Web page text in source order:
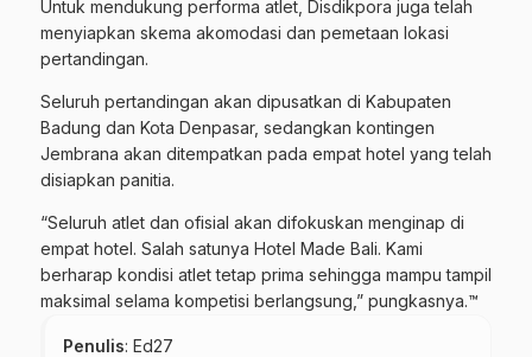
Untuk mendukung performa atlet, Disdikpora juga telah
menyiapkan skema akomodasi dan pemetaan lokasi
pertandingan.
Seluruh pertandingan akan dipusatkan di Kabupaten
Badung dan Kota Denpasar, sedangkan kontingen
Jembrana akan ditempatkan pada empat hotel yang telah
disiapkan panitia.
“Seluruh atlet dan ofisial akan difokuskan menginap di
empat hotel. Salah satunya Hotel Made Bali. Kami
berharap kondisi atlet tetap prima sehingga mampu tampil
maksimal selama kompetisi berlangsung,” pungkasnya.™
Penulis: Ed27